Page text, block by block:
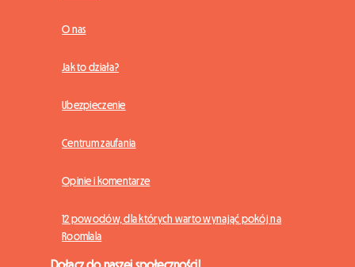
O nas
Jak to działa?
Ubezpieczenie
Centrum zaufania
Opinie i komentarze
12 powodów, dla których warto wynająć pokój na
Roomlala
Dołącz do naszej społeczności!